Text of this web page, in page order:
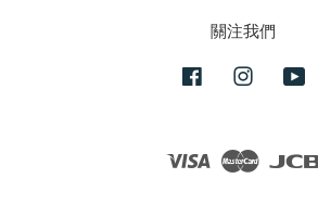
關注我們
FacebookInstagram
Visa Master